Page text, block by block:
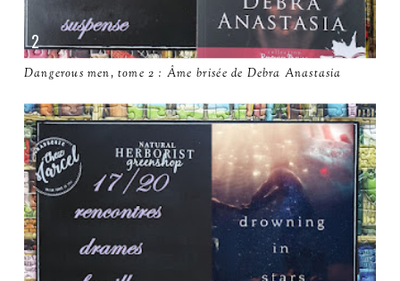
Dangerous men, tome 2 : Âme brisée de Debra Anastasia